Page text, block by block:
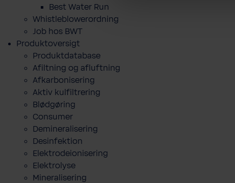
Best Water Run
Whistleblowerordning
Job hos BWT
Produktoversigt
Produktdatabase
​Afiltning og afluftning
Afkarbonisering
Aktiv kulfiltrering
Blødgøring
Consumer
Demineralisering
Desinfektion
Elektrodeionisering
Elektrolyse
Mineralisering